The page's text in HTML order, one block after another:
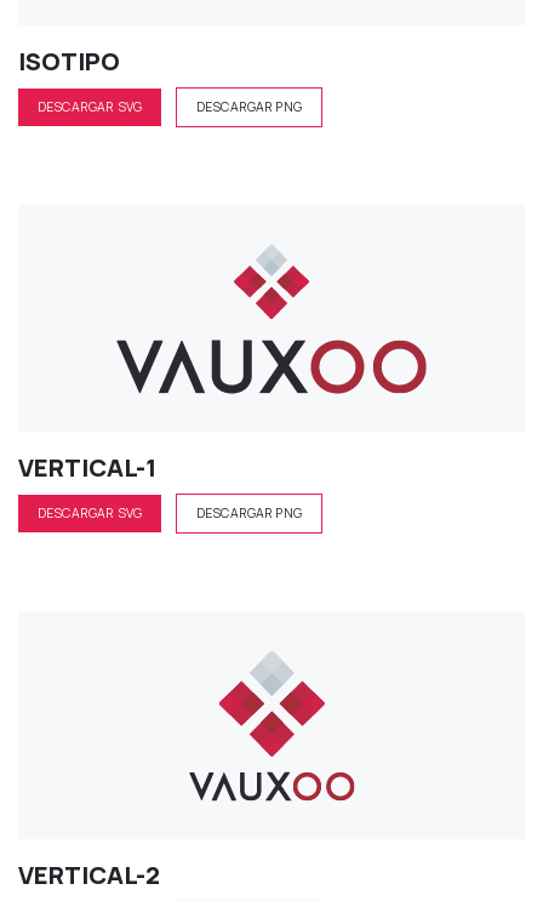
ISOTIPO
DESCARGAR SVG DESCARGAR PNG
VERTICAL-1
DESCARGAR SVG DESCARGAR PNG
VERTICAL-2